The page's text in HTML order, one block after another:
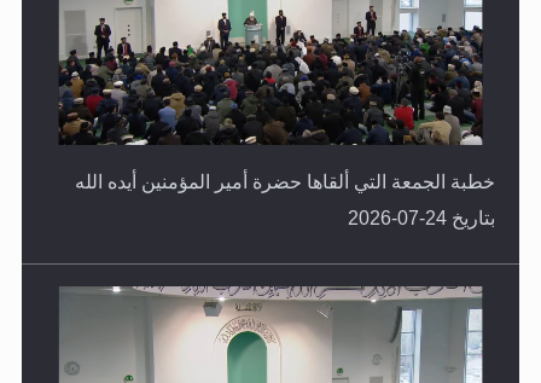
خطبة الجمعة التي ألقاها حضرة أمير المؤمنين أيده الله
بتاريخ 24-07-2026